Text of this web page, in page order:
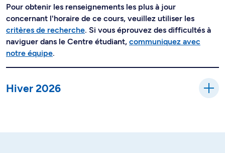
Pour obtenir les renseignements les plus à jour
concernant l'horaire de ce cours, veuillez utiliser les
critères de recherche. Si vous éprouvez des difficultés à
naviguer dans le Centre étudiant, communiquez avec
notre équipe.
Hiver 2026